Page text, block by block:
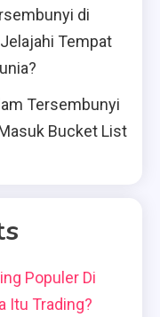
di
Tempat
Tersembunyi
Bucket List
Populer Di
Itu Trading?